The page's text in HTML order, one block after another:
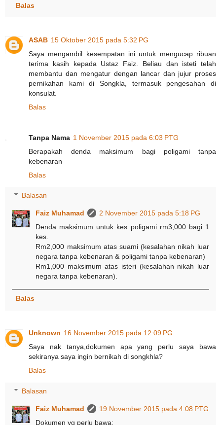
Balas
ASAB 15 Oktober 2015 pada 5:32 PG
Saya mengambil kesempatan ini untuk mengucap ribuan
terima kasih kepada Ustaz Faiz. Beliau dan isteti telah
membantu dan mengatur dengan lancar dan jujur proses
pernikahan kami di Songkla, termasuk pengesahan di
konsulat.
Balas
Tanpa Nama 1 November 2015 pada 6:03 PTG
Berapakah denda maksimum bagi poligami tanpa
kebenaran
Balas
Balasan
Faiz Muhamad
2 November 2015 pada 5:18 PG
Denda maksimum untuk kes poligami rm3,000 bagi 1
kes.
Rm2,000 maksimum atas suami (kesalahan nikah luar
negara tanpa kebenaran & poligami tanpa kebenaran)
Rm1,000 maksimum atas isteri (kesalahan nikah luar
negara tanpa kebenaran).
Balas
Unknown 16 November 2015 pada 12:09 PG
Saya nak tanya,dokumen apa yang perlu saya bawa
sekiranya saya ingin bernikah di songkhla?
Balas
Balasan
Faiz Muhamad
19 November 2015 pada 4:08 PTG
Dokumen yg perlu bawa: